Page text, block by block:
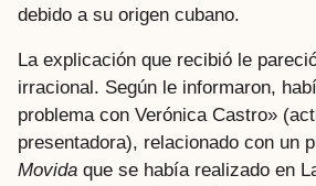
debido a su origen cubano.
La explicación que recibió le
irracional. Según le informaron,
problema con Verónica Castro»
presentadora), relacionado con un
Movida que se había realizado en